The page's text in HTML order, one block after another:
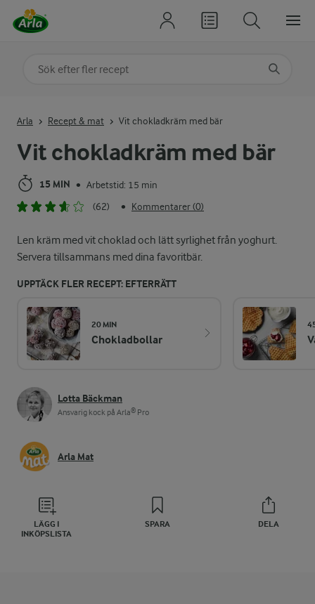
Vit chokladkräm med bär
15 MIN • Arbetstid: 15 min
(62)
• Kommentarer (0)
Len kräm med vit choklad och lätt syrlighet från yoghurt.
Servera tillsammans med dina favoritbär.
UPPTÄCK FLER RECEPT: EFTERRÄTT
20 MIN
Chokladbollar
Lotta Bäckman
Ansvarig kock på Arla® Pro
Arla Mat
LÄGG I
INKÖPSLISTA
SPARA DELA
Arla Recept & mat Vit chokladkräm med bär
Sök på kategori eller ingrediens